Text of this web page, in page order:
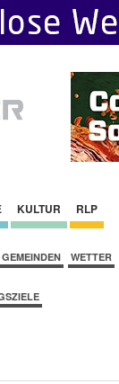
KULTUR RLP
GEMEINDEN WETTER